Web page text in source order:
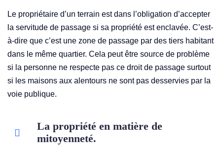
Le propriétaire d’un terrain est dans l’obligation d’accepter
la servitude de passage si sa propriété est enclavée. C’est-
à-dire que c’est une zone de passage par des tiers habitant
dans le même quartier. Cela peut être source de problème
si la personne ne respecte pas ce droit de passage surtout
si les maisons aux alentours ne sont pas desservies par la
voie publique.
La propriété en matière de
mitoyenneté.